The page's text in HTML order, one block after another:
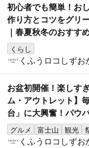
初心者でも簡単！お
作り方とコツをグリ
｜春夏秋冬のおすす
くらし
くふうロコしずお
お盆初開催！楽しす
ム・アウトレット】
台」に大興奮！パウ
グルメ 富士山 観光
くふうロコしずお